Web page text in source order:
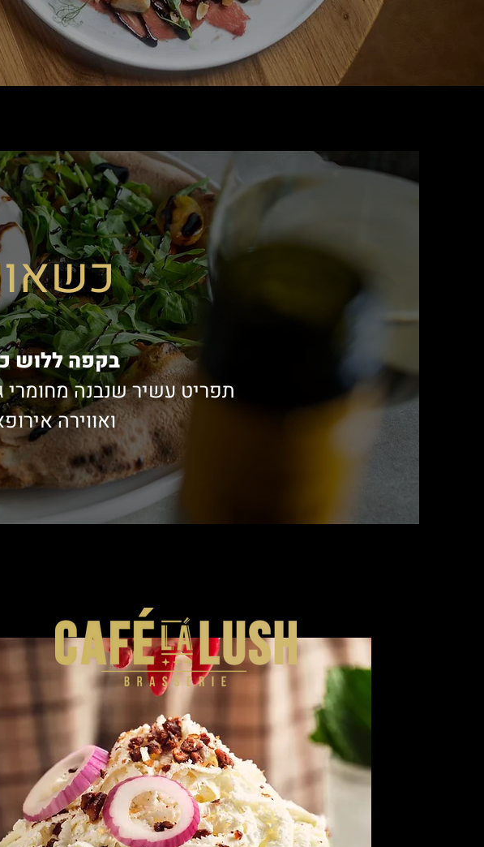
בקפה ללוש
תפריט עשיר שנבנה מחומרי
ואווירה